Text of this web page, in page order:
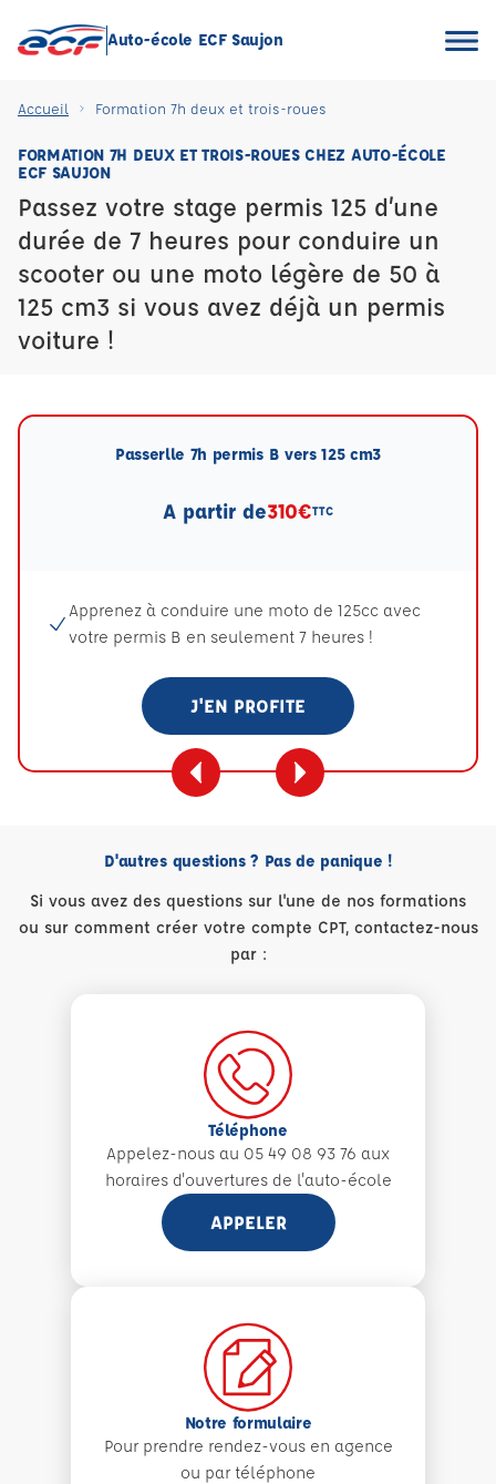
Auto-école ECF Saujon
Accueil Formation 7h deux et trois-roues
FORMATION 7H DEUX ET TROIS-ROUES CHEZ AUTO-ÉCOLE
ECF SAUJON
Passez votre stage permis 125 d’une
durée de 7 heures pour conduire un
scooter ou une moto légère de 50 à
125 cm3 si vous avez déjà un permis
voiture !
Passerlle 7h permis B vers 125 cm3
A partir de310€TTC
Apprenez à conduire une moto de 125cc avec
votre permis B en seulement 7 heures !
J'EN PROFITE
D'autres questions ? Pas de panique !
Si vous avez des questions sur l'une de nos formations
ou sur comment créer votre compte CPT, contactez-nous
par :
Téléphone
Appelez-nous au 05 49 08 93 76 aux
horaires d'ouvertures de l'auto-école
APPELER
Notre formulaire
Pour prendre rendez-vous en agence
ou par téléphone